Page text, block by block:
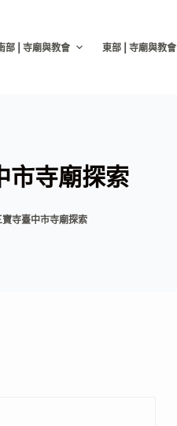
部 | 寺廟與教會 東部 | 寺廟與教會
市寺廟探索
寺臺中市寺廟探索